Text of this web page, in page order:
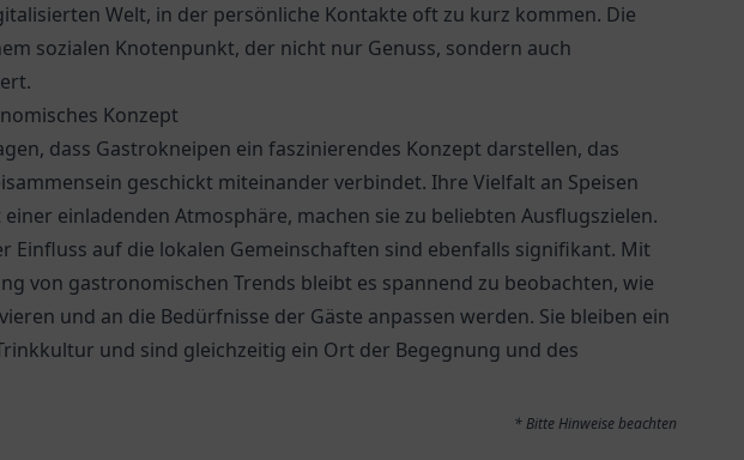
Welt, in der persönliche Kontakte oft zu kurz kommen. Die
sozialen Knotenpunkt, der nicht nur Genuss, sondern auch
Konzept
dass Gastrokneipen ein faszinierendes Konzept darstellen, das
geschickt miteinander verbindet. Ihre Vielfalt an Speisen
einladenden Atmosphäre, machen sie zu beliebten Ausflugszielen.
Einfluss auf die lokalen Gemeinschaften sind ebenfalls signifikant. Mit
von gastronomischen Trends bleibt es spannend zu beobachten, wie
und an die Bedürfnisse der Gäste anpassen werden. Sie bleiben ein
und sind gleichzeitig ein Ort der Begegnung und des
* Bitte Hinweise beachten